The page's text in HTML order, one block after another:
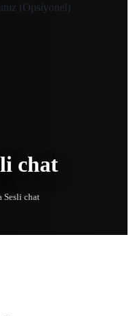
(Opsiyonel)
chat
Sesli chat